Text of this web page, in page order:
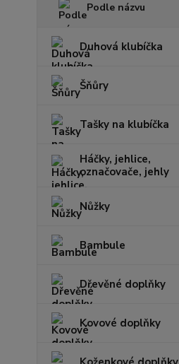
Podle názvu
Duhová klubíčka
Šňůry
Tašky na klubíčka
Háčky, jehlice,
označovače, jehly
Nůžky
Bambule
Dřevěné doplňky
Kovové doplňky